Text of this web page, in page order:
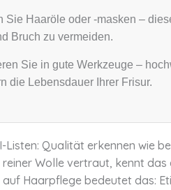
Sie Haaröle oder -masken –
Bruch zu vermeiden.
Sie in gute Werkzeuge –
die Lebensdauer Ihrer Frisur.
Qualität erkennen wie
reiner Wolle vertraut, kennt
Haarpflege bedeutet das: